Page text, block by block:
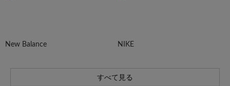
New Balance NIKE
すべて見る